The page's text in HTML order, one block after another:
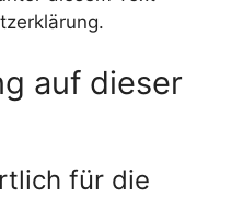
auf dieser
für die